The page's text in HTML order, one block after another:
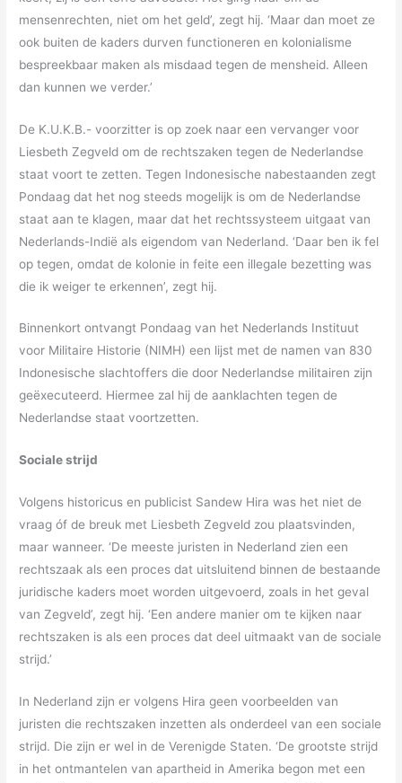
mensenrechten, niet om het geld’, zegt hij. ‘Maar dan moet ze
ook buiten de kaders durven functioneren en kolonialisme
bespreekbaar maken als misdaad tegen de mensheid. Alleen
dan kunnen we verder.’
De K.U.K.B.- voorzitter is op zoek naar een vervanger voor
Liesbeth Zegveld om de rechtszaken tegen de Nederlandse
staat voort te zetten. Tegen Indonesische nabestaanden zegt
Pondaag dat het nog steeds mogelijk is om de Nederlandse
staat aan te klagen, maar dat het rechtssysteem uitgaat van
Nederlands-Indië als eigendom van Nederland. ‘Daar ben ik fel
op tegen, omdat de kolonie in feite een illegale bezetting was
die ik weiger te erkennen’, zegt hij.
Binnenkort ontvangt Pondaag van het Nederlands Instituut
voor Militaire Historie (NIMH) een lijst met de namen van 830
Indonesische slachtoffers die door Nederlandse militairen zijn
geëxecuteerd. Hiermee zal hij de aanklachten tegen de
Nederlandse staat voortzetten.
Sociale strijd
Volgens historicus en publicist Sandew Hira was het niet de
vraag óf de breuk met Liesbeth Zegveld zou plaatsvinden,
maar wanneer. ‘De meeste juristen in Nederland zien een
rechtszaak als een proces dat uitsluitend binnen de bestaande
juridische kaders moet worden uitgevoerd, zoals in het geval
van Zegveld’, zegt hij. ‘Een andere manier om te kijken naar
rechtszaken is als een proces dat deel uitmaakt van de sociale
strijd.’
In Nederland zijn er volgens Hira geen voorbeelden van
juristen die rechtszaken inzetten als onderdeel van een sociale
strijd. Die zijn er wel in de Verenigde Staten. ‘De grootste strijd
in het ontmantelen van apartheid in Amerika begon met een